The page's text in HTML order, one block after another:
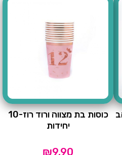
כוסות בת מצווה ורוד רוז-10
יחידות
₪9.90